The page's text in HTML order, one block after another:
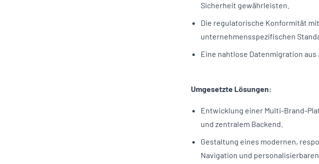
Sicherheit gewährleisten.
Die regulatorische Konformität mit
unternehmensspezifischen
Eine nahtlose Datenmigration
Umgesetzte Lösungen:
Entwicklung einer Multi-Brand-
und zentralem Backend.
Gestaltung eines modernen,
Navigation und personalisierbaren